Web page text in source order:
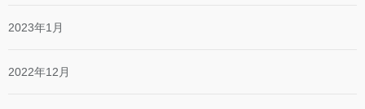
2023年1月
2022年12月